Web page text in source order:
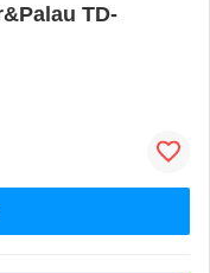
TD-